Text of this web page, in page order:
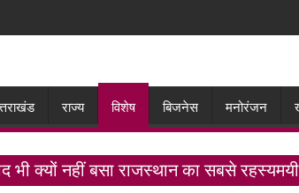
राज्य विशेष बिजनेस मनोरंजन
क्यों नहीं बसा राजस्थान का सबसे